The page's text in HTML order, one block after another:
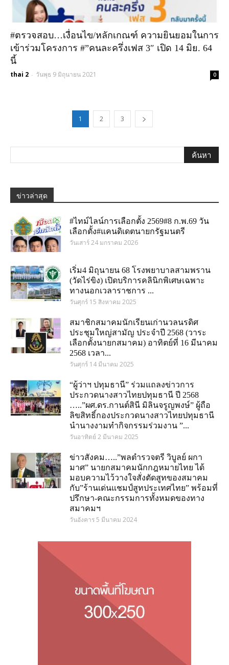
#ตรวจสอบ…เงื่อนไข/หลักเกณฑ์ ความยินยอมในการ
เข้าร่วมโครงการ #”คนละครึ่งเฟส 3″ เปิด 14 มิย. 64
นี้
thai 2 - วันพุธ 9 มิถุนายน 2021 0
1 2 3
ข่าวล่าสุด
#ไทม์ไลน์การเลือกตั้ง 2569#8 ก.พ.69 วัน
เลือกตั้ง#แคนดิเดตนายกรัฐมนตรี
วันเสาร์ 24 มกราคม 2026
เริ่ม4 มิถุนายน 68 โรงพยาบาลสามพราน
(วัดไร่ขิง) เปิดบริการคลินิกพิเศษเฉพาะ
ทางนอกเวลาราชการ ...
วันศุกร์ 15 สิงหาคม 2025
สมาชิกสมาคมนักเรียนเก่านวลนรดิศ
ประชุมใหญ่สามัญ ประจำปี 2568 (วาระ
เลือกตั้งนายกสมาคม) อาทิตย์ที่ 16 มีนาคม
2568 เวลา...
วันศุกร์ 14 มีนาคม 2025
“ผู้ว่าฯ ปทุมธานี” ร่วมแถลงข่าวการ
ประกวดนางสาวไทยปทุมธานี ปี 2568
…..”ผศ.ดร.กานต์สินี มิลินจรูญพงษ์” ผู้ถือ
ลิขสิทธิ์กองประกวดนางสาวไทยปทุมธานี
นำนางงามทำกิจกรรมร่วมงาน ”...
วันอาทิตย์ 2 มีนาคม 2025
ข่าวสังคม…..”พลตำรวจตรี วิบูลย์ ผกา
มาศ” นายกสมาคมนักกฎหมายไทย ได้
มอบความไว้วางใจสั่งตัดสูทของสมาคม
กับ”ร้านเด่นแชมป์สูทประเทศไทย” พร้อมที่
ปรึกษา-คณะกรรมการทั้งหมดของทาง
สมาคมฯ
วันอังคาร 5 มีนาคม 2024